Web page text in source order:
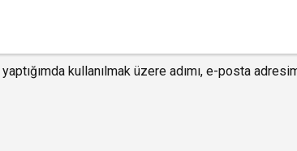
kullanılmak üzere adımı, e-posta